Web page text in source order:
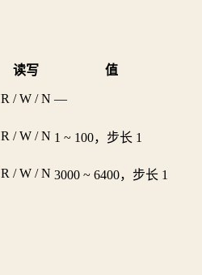
读写
值
R / W / N —
R / W / N 1 ~ 100，步长 1
R / W / N 3000 ~ 6400，步长 1